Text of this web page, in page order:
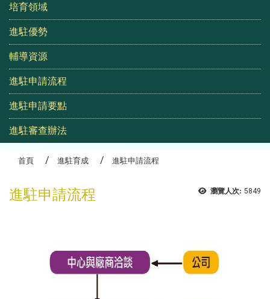
培育領域
進駐優勢
輔導資源
進駐申請流程
進駐申請要點
進駐審查辦法
首頁 進駐育成 進駐申請流程
瀏覽人次: 5849
進駐申請流程